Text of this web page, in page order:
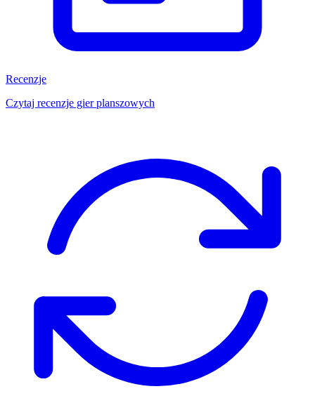
Recenzje
Czytaj recenzje gier planszowych